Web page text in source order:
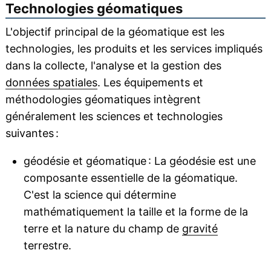
Technologies géomatiques
L'objectif principal de la géomatique est les
technologies, les produits et les services impliqués
dans la collecte, l'analyse et la gestion des
données spatiales. Les équipements et
méthodologies géomatiques intègrent
généralement les sciences et technologies
suivantes :
géodésie et géomatique : La géodésie est une
composante essentielle de la géomatique.
C'est la science qui détermine
mathématiquement la taille et la forme de la
terre et la nature du champ de gravité
terrestre.